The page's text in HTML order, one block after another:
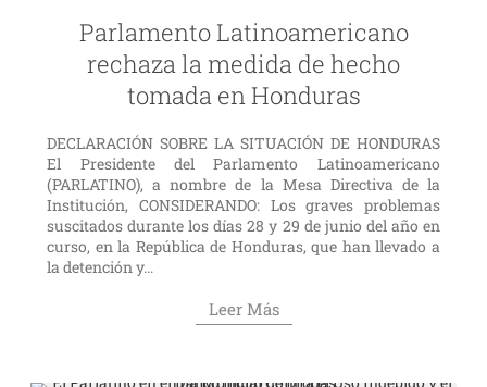
Parlamento Latinoamericano
rechaza la medida de hecho
tomada en Honduras
DECLARACIÓN SOBRE LA SITUACIÓN DE HONDURAS
El Presidente del Parlamento Latinoamericano
(PARLATINO), a nombre de la Mesa Directiva de la
Institución, CONSIDERANDO: Los graves problemas
suscitados durante los días 28 y 29 de junio del año en
curso, en la República de Honduras, que han llevado a
la detención y...
Leer Más